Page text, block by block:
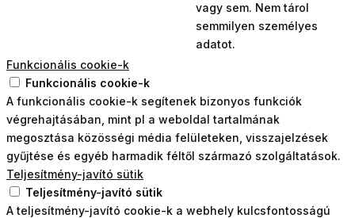
vagy sem. Nem tárol
semmilyen személyes
adatot.
Funkcionális cookie-k
Funkcionális cookie-k
A funkcionális cookie-k segítenek bizonyos funkciók
végrehajtásában, mint pl a weboldal tartalmának
megosztása közösségi média felületeken, visszajelzések
gyűjtése és egyéb harmadik féltől származó szolgáltatások.
Teljesítmény-javító sütik
Teljesítmény-javító sütik
A teljesítmény-javító cookie-k a webhely kulcsfontosságú